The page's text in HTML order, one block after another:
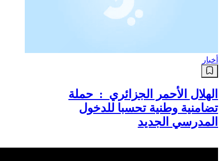
أخبار
الهلال الأحمر الجزائري : حملة
تضامنية وطنية تحسبا للدخول
المدرسي الجديد